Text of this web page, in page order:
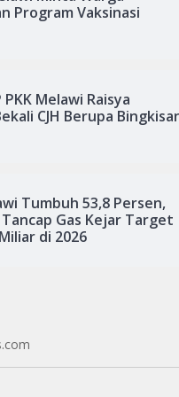
Program Vaksinasi
Melawi Raisya
CJH Berupa
Tumbuh 53,8 Persen,
Gas Kejar Target
di 2026